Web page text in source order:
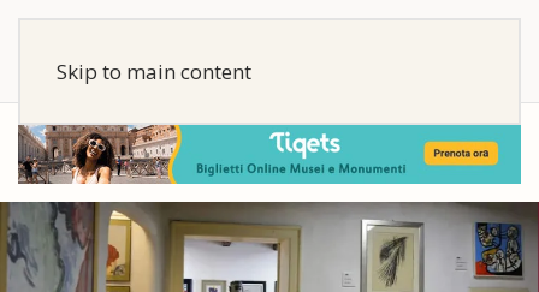
Skip to main content